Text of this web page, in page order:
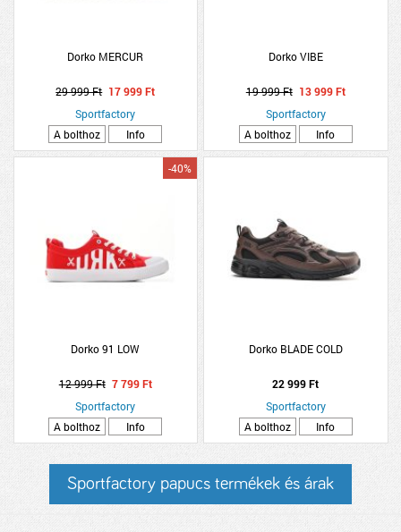
Dorko MERCUR
29 999 Ft 17 999 Ft
Sportfactory
A bolthoz
Info
Dorko VIBE
19 999 Ft 13 999 Ft
Sportfactory
A bolthoz
Info
Dorko 91 LOW
-40%
12 999 Ft 7 799 Ft
Sportfactory
A bolthoz
Info
Dorko BLADE COLD
22 999 Ft
Sportfactory
A bolthoz
Info
Sportfactory papucs termékek és árak